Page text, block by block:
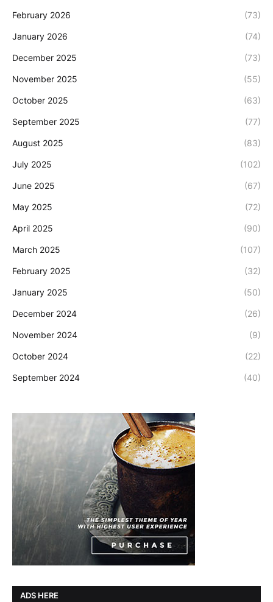
February 2026 (73)
January 2026 (74)
December 2025 (73)
November 2025 (55)
October 2025 (63)
September 2025 (77)
August 2025 (83)
July 2025 (102)
June 2025 (67)
May 2025 (72)
April 2025 (90)
March 2025 (107)
February 2025 (32)
January 2025 (50)
December 2024 (26)
November 2024 (9)
October 2024 (22)
September 2024 (40)
ADS HERE